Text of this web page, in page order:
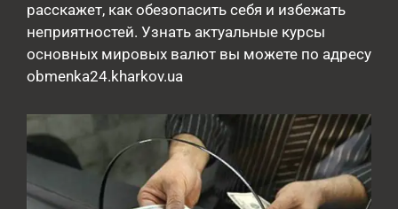
расскажет, как обезопасить себя и избежать
неприятностей. Узнать актуальные курсы
основных мировых валют вы можете по адресу
obmenka24.kharkov.ua